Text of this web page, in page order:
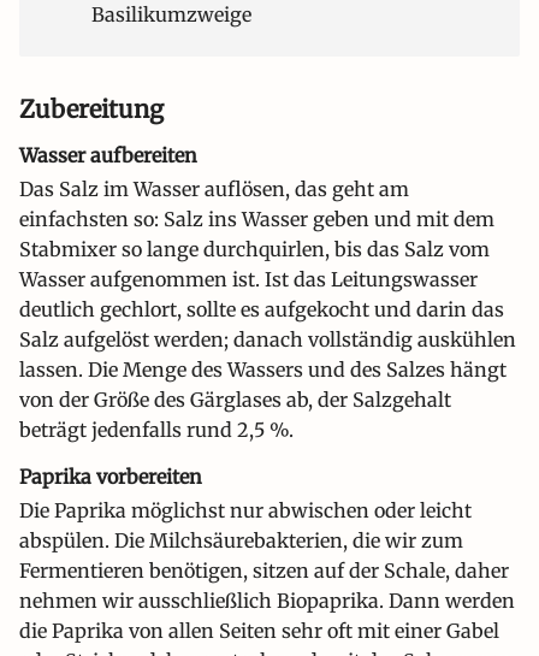
Basilikumzweige
Zubereitung
Wasser aufbereiten
Das Salz im Wasser auflösen, das geht am
einfachsten so: Salz ins Wasser geben und mit dem
Stabmixer so lange durchquirlen, bis das Salz vom
Wasser aufgenommen ist. Ist das Leitungswasser
deutlich gechlort, sollte es aufgekocht und darin das
Salz aufgelöst werden; danach vollständig auskühlen
lassen. Die Menge des Wassers und des Salzes hängt
von der Größe des Gärglases ab, der Salzgehalt
beträgt jedenfalls rund 2,5 %.
Paprika vorbereiten
Die Paprika möglichst nur abwischen oder leicht
abspülen. Die Milchsäurebakterien, die wir zum
Fermentieren benötigen, sitzen auf der Schale, daher
nehmen wir ausschließlich Biopaprika. Dann werden
die Paprika von allen Seiten sehr oft mit einer Gabel